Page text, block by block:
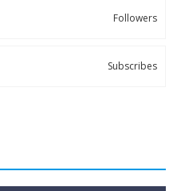
Followers
Subscribes